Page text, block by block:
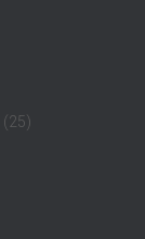
(25)